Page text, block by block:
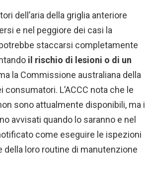
dell’aria della griglia anteriore
e nel peggiore dei casi la
staccarsi completamente
il rischio di lesioni o di un
la Commissione australiana della
consumatori. L’ACCC nota che le
sono attualmente disponibili, ma i
avvisati quando lo saranno e nel
come eseguire le ispezioni
della loro routine di manutenzione